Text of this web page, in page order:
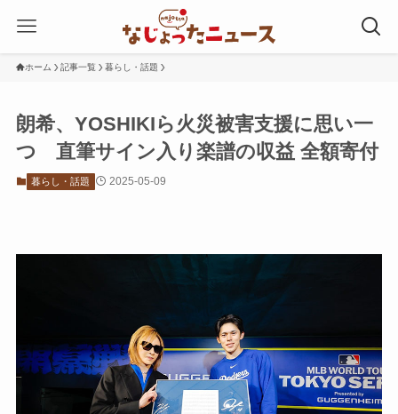
ホーム 記事一覧 暮らし・話題
朗希、YOSHIKIら火災被害支援に思い一
つ 直筆サイン入り楽譜の収益 全額寄付
暮らし・話題 2025-05-09